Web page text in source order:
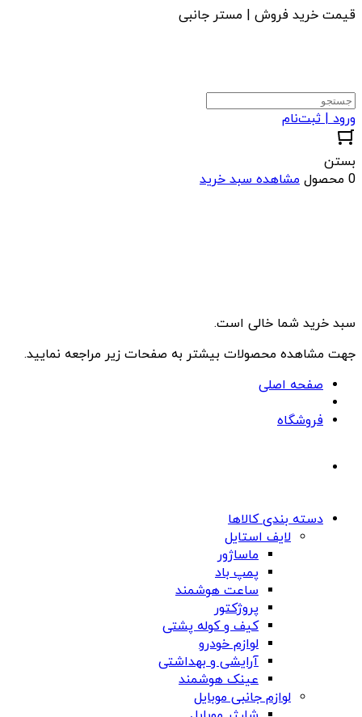
قیمت خرید فروش | مستر جانبی
ورود | ثبت‌نام
بستن
0 محصول
مشاهده سبد خرید
سبد خرید شما خالی است.
جهت مشاهده محصولات بیشتر به صفحات زیر مراجعه نمایید.
صفحه اصلی
فروشگاه
دسته بندی کالاها
لایف استایل
ماساژور
پمپ باد
ساعت هوشمند
پروژکتور
کیف و کوله پشتی
لوازم خودرو
آرایشی و بهداشتی
عینک هوشمند
لوازم جانبی موبایل